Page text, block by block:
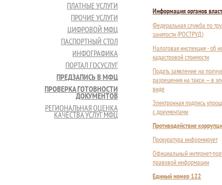
ПЛАТНЫЕ УСЛУГИ
ПРОЧИЕ УСЛУГИ
ЦИФРОВОЙ МФЦ
ПАСПОРТНЫЙ СТОЛ
ИНФОГРАФИКА
ПОРТАЛ ГОСУСЛУГ
ПРЕДЗАПИСЬ В МФЦ
ПРОВЕРКА ГОТОВНОСТИ
ДОКУМЕНТОВ
РЕГИОНАЛЬНАЯ ОЦЕНКА
КАЧЕСТВА УСЛУГ МФЦ
Информация органов
Федеральная служба по
занятости (РОСТРУД)
Налоговая инспекция - об
кадастровой стоимости
Подать заявление на
разрешения на такси — в
виде
Электронная подпись
с документами
Противодействие
Прокуратура информирует
Официальный интернет-
правовой информации
Единый номер 122